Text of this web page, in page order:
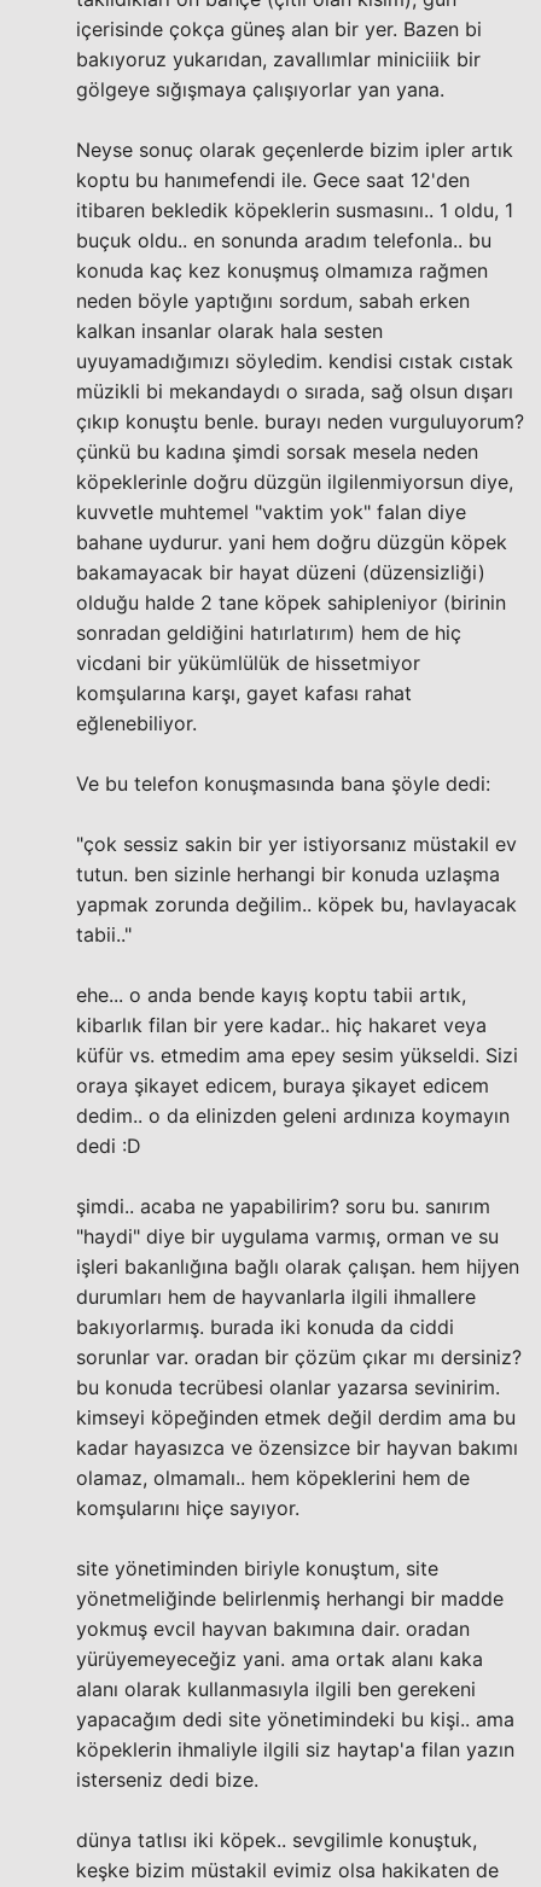
içerisinde çokça güneş alan bir yer. Bazen bi
bakıyoruz yukarıdan, zavallımlar miniciiik bir
gölgeye sığışmaya çalışıyorlar yan yana.
Neyse sonuç olarak geçenlerde bizim ipler artık
koptu bu hanımefendi ile. Gece saat 12'den
itibaren bekledik köpeklerin susmasını.. 1 oldu, 1
buçuk oldu.. en sonunda aradım telefonla.. bu
konuda kaç kez konuşmuş olmamıza rağmen
neden böyle yaptığını sordum, sabah erken
kalkan insanlar olarak hala sesten
uyuyamadığımızı söyledim. kendisi cıstak cıstak
müzikli bi mekandaydı o sırada, sağ olsun dışarı
çıkıp konuştu benle. burayı neden vurguluyorum?
çünkü bu kadına şimdi sorsak mesela neden
köpeklerinle doğru düzgün ilgilenmiyorsun diye,
kuvvetle muhtemel "vaktim yok" falan diye
bahane uydurur. yani hem doğru düzgün köpek
bakamayacak bir hayat düzeni (düzensizliği)
olduğu halde 2 tane köpek sahipleniyor (birinin
sonradan geldiğini hatırlatırım) hem de hiç
vicdani bir yükümlülük de hissetmiyor
komşularına karşı, gayet kafası rahat
eğlenebiliyor.
Ve bu telefon konuşmasında bana şöyle dedi:
"çok sessiz sakin bir yer istiyorsanız müstakil ev
tutun. ben sizinle herhangi bir konuda uzlaşma
yapmak zorunda değilim.. köpek bu, havlayacak
tabii.."
ehe... o anda bende kayış koptu tabii artık,
kibarlık filan bir yere kadar.. hiç hakaret veya
küfür vs. etmedim ama epey sesim yükseldi. Sizi
oraya şikayet edicem, buraya şikayet edicem
dedim.. o da elinizden geleni ardınıza koymayın
dedi :D
şimdi.. acaba ne yapabilirim? soru bu. sanırım
"haydi" diye bir uygulama varmış, orman ve su
işleri bakanlığına bağlı olarak çalışan. hem hijyen
durumları hem de hayvanlarla ilgili ihmallere
bakıyorlarmış. burada iki konuda da ciddi
sorunlar var. oradan bir çözüm çıkar mı dersiniz?
bu konuda tecrübesi olanlar yazarsa sevinirim.
kimseyi köpeğinden etmek değil derdim ama bu
kadar hayasızca ve özensizce bir hayvan bakımı
olamaz, olmamalı.. hem köpeklerini hem de
komşularını hiçe sayıyor.
site yönetiminden biriyle konuştum, site
yönetmeliğinde belirlenmiş herhangi bir madde
yokmuş evcil hayvan bakımına dair. oradan
yürüyemeyeceğiz yani. ama ortak alanı kaka
alanı olarak kullanmasıyla ilgili ben gerekeni
yapacağım dedi site yönetimindeki bu kişi.. ama
köpeklerin ihmaliyle ilgili siz haytap'a filan yazın
isterseniz dedi bize.
dünya tatlısı iki köpek.. sevgilimle konuştuk,
keşke bizim müstakil evimiz olsa hakikaten de